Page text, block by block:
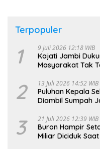
Terpopuler
1 9 Juli 2026 12:18 WIB
Kajati Jambi
Masyarakat Tak
2 13 Juli 2026 14:52 WIB
Puluhan Kepala
Diambil Sumpah
3 21 Juli 2026 12:39 WIB
Buron Hampir
Miliar Diciduk